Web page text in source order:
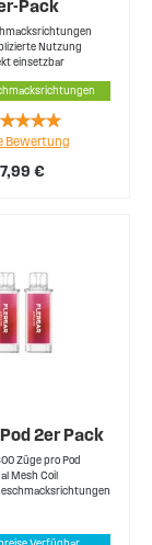
Pack
Nutzung
einsetzbar
7,99 €
Bewertung
2er Pack
Züge pro Pod
Mesh Coil